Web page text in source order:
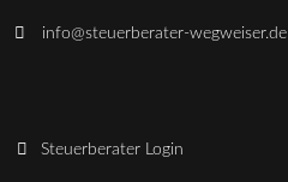
info@steuerberater-wegweiser.de
Steuerberater Login